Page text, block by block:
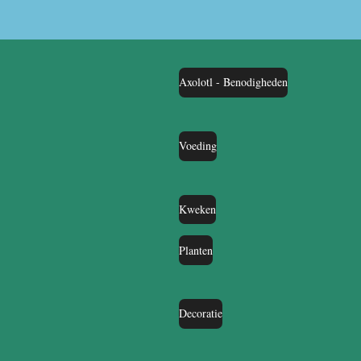
Axolotl - Benodigheden
Voeding
Kweken
Planten
Decoratie